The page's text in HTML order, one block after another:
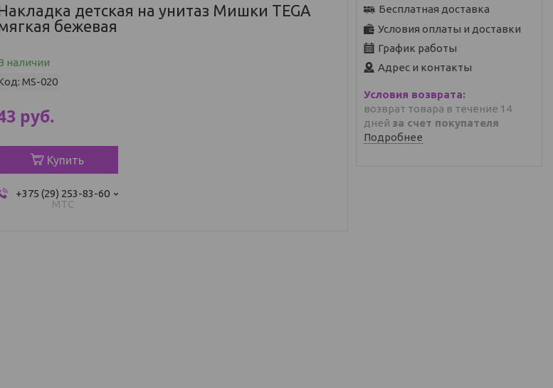
детская на унитаз Мишки TEGA
бежевая
наличии
MS-020
руб.
Купить
+375 (29) 253-83-60
МТС
Бесплатная доставка
Условия оплаты и доставки
График работы
Адрес и контакты
возврат товара в течение 14
дней за счет покупателя
Подробнее